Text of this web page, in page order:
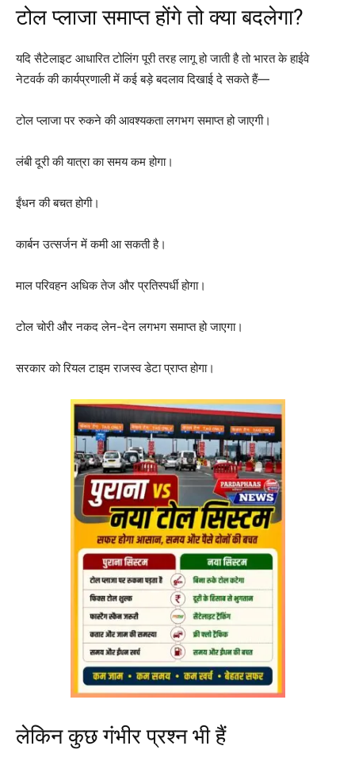
टोल प्लाजा समाप्त होंगे तो क्या बदलेगा?
यदि सैटेलाइट आधारित टोलिंग पूरी तरह लागू हो जाती है तो भारत के हाईवे
नेटवर्क की कार्यप्रणाली में कई बड़े बदलाव दिखाई दे सकते हैं—
टोल प्लाजा पर रुकने की आवश्यकता लगभग समाप्त हो जाएगी।
लंबी दूरी की यात्रा का समय कम होगा।
ईंधन की बचत होगी।
कार्बन उत्सर्जन में कमी आ सकती है।
माल परिवहन अधिक तेज और प्रतिस्पर्धी होगा।
टोल चोरी और नकद लेन-देन लगभग समाप्त हो जाएगा।
सरकार को रियल टाइम राजस्व डेटा प्राप्त होगा।
लेकिन कुछ गंभीर प्रश्न भी हैं